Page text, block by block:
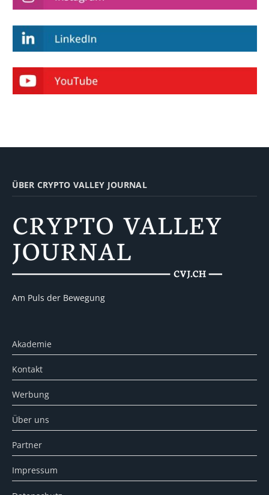
ÜBER CRYPTO VALLEY JOURNAL
Am Puls der Bewegung
Akademie
Kontakt
Werbung
Über uns
Partner
Impressum